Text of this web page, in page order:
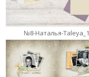
№8-Наталья-Taleya_1